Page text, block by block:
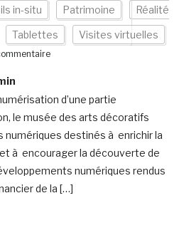
in-situ Patrimoine Réalité
Tablettes Visites virtuelles
d’une partie
le musée des arts décoratifs
numériques destinés à enrichir la
à encourager la découverte de
numériques rendus
de la […]